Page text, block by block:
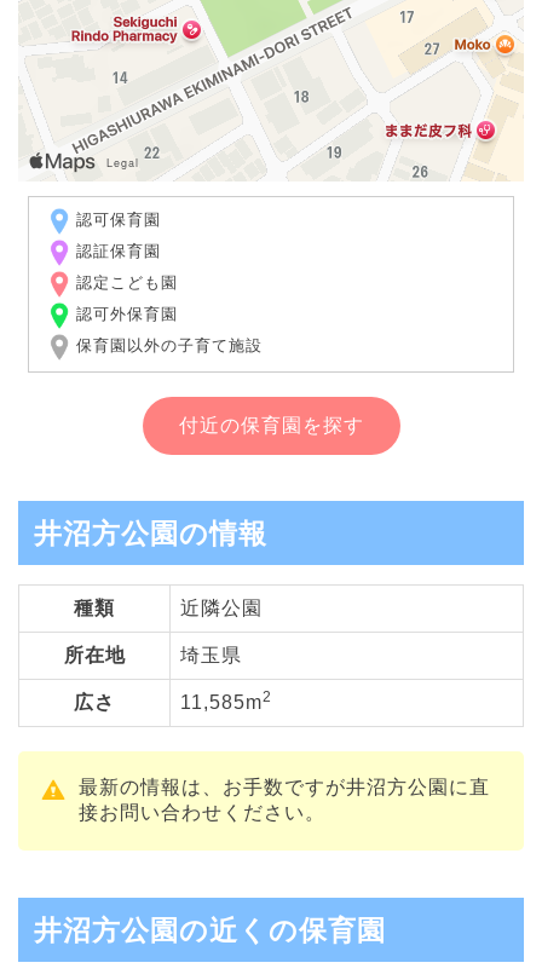
認可保育園
認証保育園
認定こども園
認可外保育園
保育園以外の子育て施設
付近の保育園を探す
井沼方公園の情報
種類 近隣公園
所在地 埼玉県
広さ 11,585m2
最新の情報は、お手数ですが井沼方公園に直
接お問い合わせください。
井沼方公園の近くの保育園